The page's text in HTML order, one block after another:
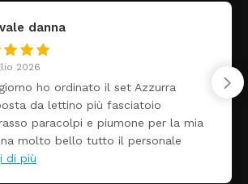
danna
2026
ho ordinato il set Azzurra
da lettino più fasciatoio
paracolpi e piumone per la mia
molto bello tutto il personale
di più